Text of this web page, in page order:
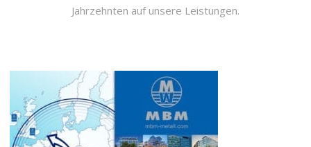
Jahrzehnten auf unsere Leistungen.